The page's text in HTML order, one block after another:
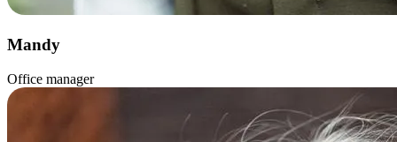
Mandy
Office manager